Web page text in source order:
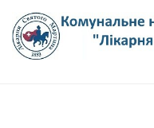
content